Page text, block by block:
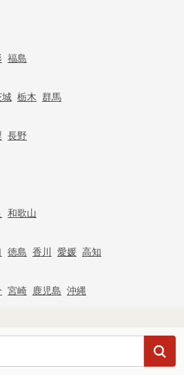
福島
栃木 群馬
長野
和歌山
徳島 香川 愛媛 高知
宮崎 鹿児島 沖縄